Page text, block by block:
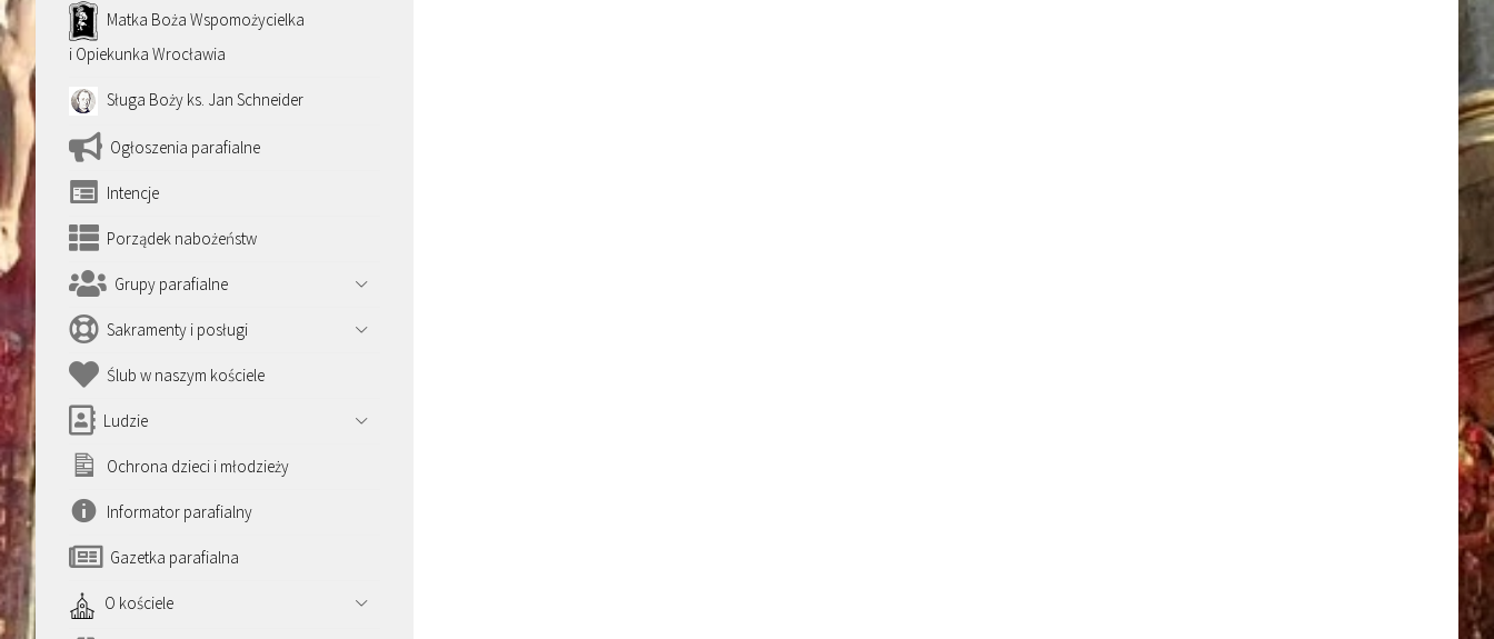
Matka Boża Wspomożycielka
i Opiekunka Wrocławia
Sługa Boży ks. Jan Schneider
Ogłoszenia parafialne
Intencje
Porządek nabożeństw
Grupy parafialne
Sakramenty i posługi
Ślub w naszym kościele
Ludzie
Ochrona dzieci i młodzieży
Informator parafialny
Gazetka parafialna
O kościele